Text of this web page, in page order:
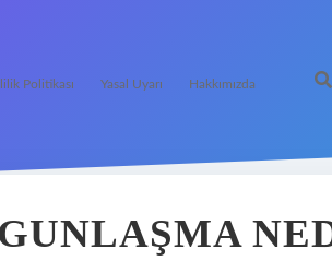
Politikası Yasal Uyarı Hakkımızda